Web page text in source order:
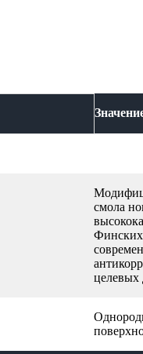
смола
Финских
целевых